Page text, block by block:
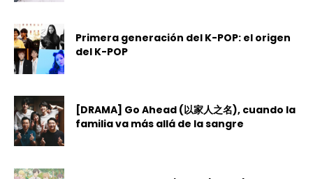
Primera generación del K-POP: el origen
del K-POP
[DRAMA] Go Ahead (以家人之名), cuando la
familia va más allá de la sangre